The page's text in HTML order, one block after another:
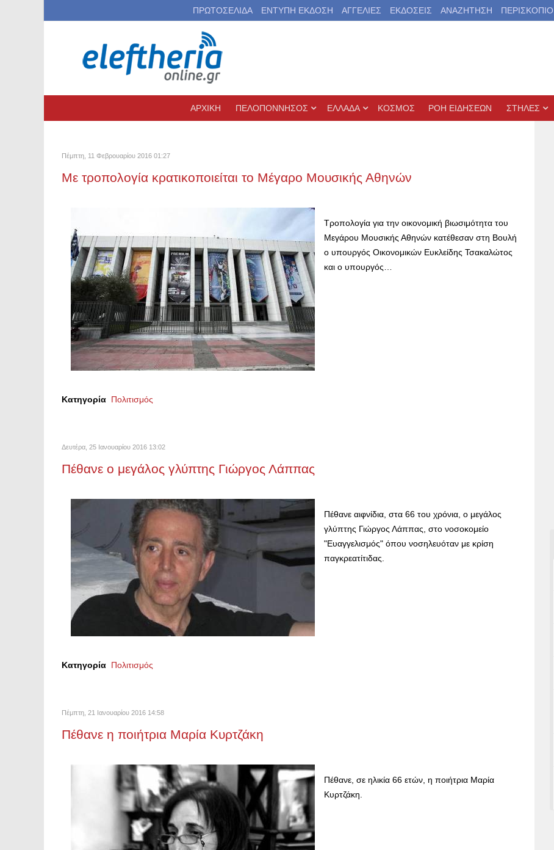
ΠΡΩΤΟΣΕΛΙΔΑ ΕΝΤΥΠΗ ΕΚΔΟΣΗ ΑΓΓΕΛΙΕΣ ΕΚΔΟΣΕΙΣ ΑΝΑΖΗΤΗΣΗ ΠΕΡΙΣΚΟΠΙΟ
ΑΡΧΙΚΗ ΠΕΛΟΠΟΝΝΗΣΟΣ ΕΛΛΑΔΑ ΚΟΣΜΟΣ ΡΟΗ ΕΙΔΗΣΕΩΝ ΣΤΗΛΕΣ
Πέμπτη, 11 Φεβρουαρίου 2016 01:27
Με τροπολογία κρατικοποιείται το Μέγαρο Μουσικής Αθηνών
Τροπολογία για την οικονομική βιωσιμότητα του
Μεγάρου Μουσικής Αθηνών κατέθεσαν στη Βουλή
ο υπουργός Οικονομικών Ευκλείδης Τσακαλώτος
και ο υπουργός…
Κατηγορία Πολιτισμός
Δευτέρα, 25 Ιανουαρίου 2016 13:02
Πέθανε ο μεγάλος γλύπτης Γιώργος Λάππας
Πέθανε αιφνίδια, στα 66 του χρόνια, ο μεγάλος
γλύπτης Γιώργος Λάππας, στο νοσοκομείο
"Ευαγγελισμός" όπου νοσηλευόταν με κρίση
παγκρεατίτιδας.
Κατηγορία Πολιτισμός
Πέμπτη, 21 Ιανουαρίου 2016 14:58
Πέθανε η ποιήτρια Μαρία Κυρτζάκη
Πέθανε, σε ηλικία 66 ετών, η ποιήτρια Μαρία
Κυρτζάκη.